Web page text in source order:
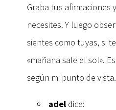
Graba tus afirmaciones
necesites. Y luego
sientes como tuyas, si
«mañana sale el sol».
según mi punto de vista.
adel dice: